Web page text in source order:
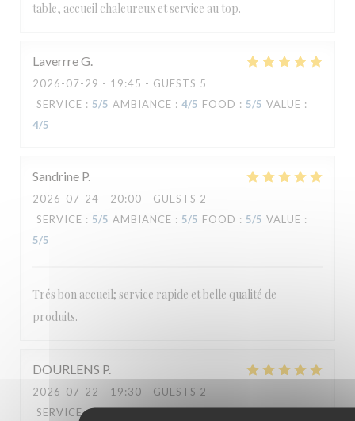
table, accueil chaleureux et service au top.
LaverrreG
2026-07-29 - 19:45 - GUESTS 5
SERVICE : 5/5 AMBIANCE : 4/5 FOOD : 5/5 VALUE :
4/5
Sandrine P
2026-07-24 - 20:00 - GUESTS 2
SERVICE : 5/5 AMBIANCE : 5/5 FOOD : 5/5 VALUE :
5/5
Trés bon accueil; service rapide et belle qualité de
produits.
DOURLENS P
2026-07-22 - 19:30 - GUESTS 2
SERVICE: 5/5 AMBIANCE: 5/5 FOOD: 5/5 VALUE: